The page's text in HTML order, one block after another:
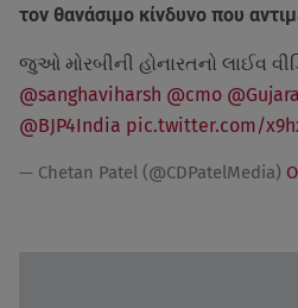
τον θανάσιμο κίνδυνο που
જુઓ મોરબીની હોનારતનો લાઈવ
@sanghaviharsh @cmo
@BJP4India pic.twitter.com/
— Chetan Patel (@CDPatelMedia)